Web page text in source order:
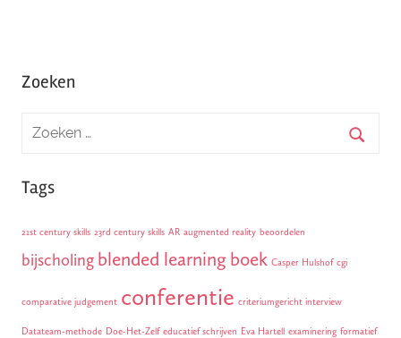
Zoeken
Tags
21st century skills 23rd century skills AR augmented reality beoordelen
bijscholing blended learningboek Casper Hulshof cgi
comparative judgement conferentie criteriumgericht interview
Datateam-methode Doe-Het-Zelf educatief schrijven Eva Hartell examinering formatief